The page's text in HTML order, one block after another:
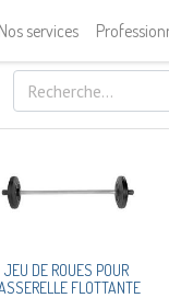
Nos services
JEU DE ROUES POUR
FLOTTANTE